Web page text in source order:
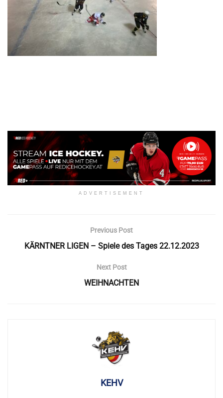
ADVERTISEMENT
Previous Post
KÄRNTNER LIGEN – Spiele des Tages 22.12.2023
Next Post
WEIHNACHTEN
KEHV